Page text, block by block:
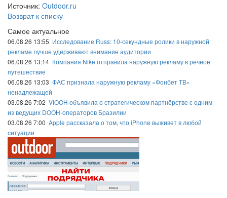
Источник: Outdoor.ru
Возврат к списку
Самое актуальное
06.08.26 13:55 Исследование Russ: 10-секундные ролики в наружной
рекламе лучше удерживают внимание аудитории
06.08.26 13:14 Компания Nike отправила наружную рекламу в речное
путешествие
06.08.26 13:03 ФАС признала наружную рекламу «Фонбет ТВ»
ненадлежащей
03.08.26 7:02 VIOOH объявила о стратегическом партнёрстве с одним
из ведущих DOOH-операторов Бразилии
03.08.26 7:00 Apple рассказала о том, что iPhone выживет в любой
ситуации